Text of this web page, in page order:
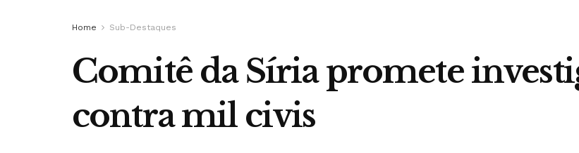
Home Sub-Destaques
Comitê da Síria promete
contra mil civis